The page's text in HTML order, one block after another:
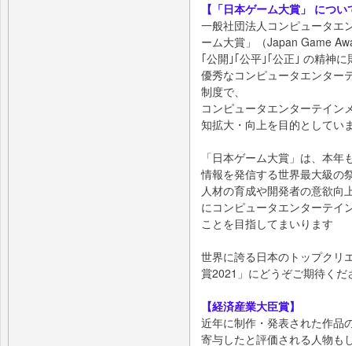
【「日本ゲーム大賞」 につい
一般社団法人コンピュータエ
ーム大賞」（Japan Game
｢公開｣｢公平｣｢公正｣ の精神に
優秀なコンピュータエンター
制度で、
コンピュータエンターテイン
知拡大・向上を目的としてい
「日本ゲーム大賞」は、本
情報を発信する世界最大級
人材の育成や開発者の意欲向
にコンピュータエンターテイ
ことを目指してまいります
世界に誇る日本のトップクリ
賞2021」にどうぞご期待くだ
【経済産業大臣賞】
近年に制作・発表された作品
寄与したと評価される人物も